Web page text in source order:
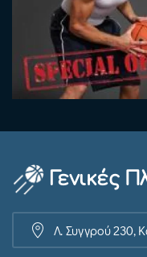
Γενικές
Λ. Συγγρού 230,